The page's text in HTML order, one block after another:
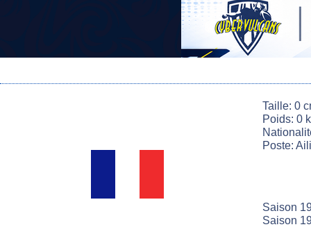
Taille: 0
Poids: 0
Poste:
Saison
Saison